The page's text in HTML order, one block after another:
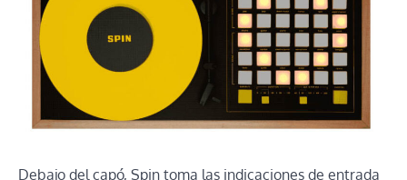
Debajo del capó, Spin toma las indicaciones de entrada